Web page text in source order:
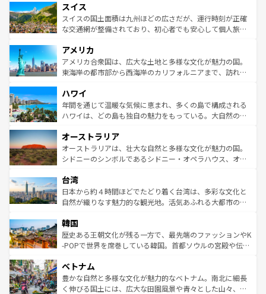
れる地方に足を運ぶとそれぞれで全く異なる文化を体験で
きるだろう。 なお、新着のフランス情報はコンテンツ一覧
を参照してほしい。
は、お酒好きな人にはぜひ体験してほしい。 なお、新着の
ドイツ情報はコンテンツ一覧を参照してほしい。
リアごとに異なる魅力がある。また、優雅なアフタヌーン
ティー、ビール好きにはたまらない英国パブ、サッカー観
戦など、本場だからこそできる体験も豊富。イギリスを旅
ンツ一覧を参照してほしい。
スイス
スイスの国土面積は九州ほどの広さだが、運行時刻が正確
な交通網が整備されており、初心者でも安心して個人旅行
の建物がそのまま残る町や、スイスならではのユニークな
博物館もあり、アルプス観光だけでなく町歩きも満喫する
ことができる。国民の所得が高いため物価も高いが、旅行
ば市内交通費無料で観光を楽しむこともできる。 なお、新
着のスイス情報はコンテンツ一覧 を参照してほしい。
アメリカ
アメリカ合衆国は、広大な土地と多様な文化が魅力の国。
東海岸の都市部から西海岸のカリフォルニアまで、訪れる
のような巨大都市は、観光、ショッピング、エンターテイ
ンメントが詰まった刺激的なスポットだ。一方、アメリカ
西部には大自然が広がり、グランドキャニオンやイエロー
部のニューオーリンズでは、音楽と美食が融合した独特の
文化が魅力。旅行者はアメリカの各地域で異なる魅力を楽
しみながら、その多様性と豊かな歴史を感じることができ
ならではの贅沢な旅のスタイルだ。 なお、新着のアメリカ
情報はコンテンツ一覧を参照してほしい。
ハワイ
年間を通じて温暖な気候に恵まれ、多くの島で構成される
ハワイは、どの島も独自の魅力をもっている。大自然の神
ワイ島は見逃せない。また、定番の観光地といえばオアフ
島だが、静かな自然を求めるならマウイ島やカウアイ島が
おすすめ。エメラルドグリーンに輝く海をはじめ、豊かな
れるおもてなしの心で訪れる人々を迎えてくれるハワイの
人々、おいしいローカルフードやハワイアンミュージッ
ク、伝統的なフラダンスなど、すべてがハワイの魅力を彩
ワイを、存分に味わってほしい。 なお、新着のハワイ情報
はコンテンツ一覧を参照してほしい。
オーストラリア
オーストラリアは、壮大な自然と多様な文化が魅力の国。
シドニーのシンボルであるシドニー・オペラハウス、オー
リアリーフや大陸中央部にそびえるウルル（エアーズロッ
ク）、タスマニアの美しい原生林やケアンズの熱帯雨林な
ど、見どころがたくさん。また、カフェやワイン、オージ
いる。アクティビティも充実しており、サーフィンやダイ
ビング、ハイキングなど、アウトドア好きにはたまらな
い。オーストラリアの多彩な魅力を存分に味わいつくそ
参照してほしい。
台湾
日本から約４時間ほどでたどり着く台湾は、多彩な文化と
自然が織りなす魅力的な観光地。活気あふれる大都市の台
ン）、静ひつな山岳地帯である台湾東部など、都市の喧騒
と山間の静けさが共存しており、訪れる人に新しい発見と
驚きをもたらしてくれる。また、奥深い台湾の食文化も魅
容にもいいと評判のスイーツなど、バラエティ豊かな料理
が味わえる。 なお、新着の台湾情報は コンテンツ一覧を参
照してほしい。
韓国
歴史ある王朝文化が残る一方で、最先端のファッションやK
-POPで世界を席巻している韓国。首都ソウルの宮殿や伝統
き、地方に足を延ばせば四季折々の自然美を楽しむことが
できる。そして、キムチや焼肉、絶品のストリートフード
まで、さまざまな韓国料理が待っている。夜には、韓国な
ベトナム
豊かな自然と多様な文化が魅力的なベトナム。南北に細長
く伸びる国土には、広大な田園風景や青々とした山々、世